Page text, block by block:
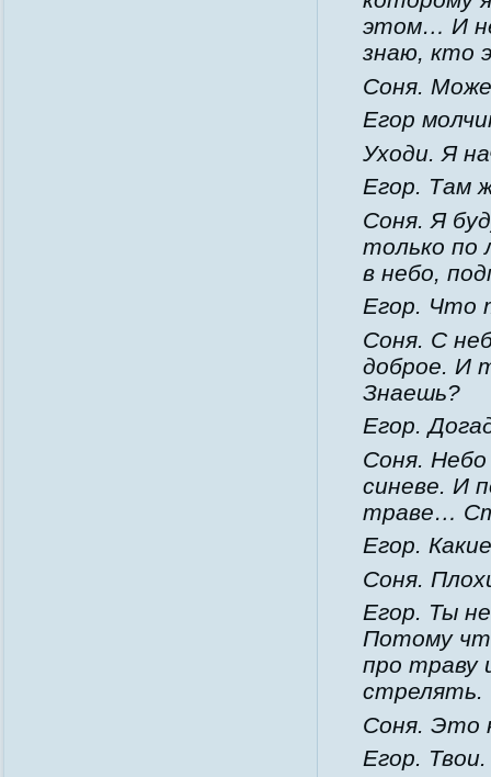
этом… И
знаю, кто
Соня.
Егор
Уходи. Я
Егор. Там
Соня. Я
только по
в небо,
Егор. Что
Соня. С
доброе. И
Знаешь?
Егор.
Соня. Небо
синеве. И
траве…
Егор.
Соня.
Егор. Ты
Потому
про траву
стрелять.
Соня. Это
Егор.